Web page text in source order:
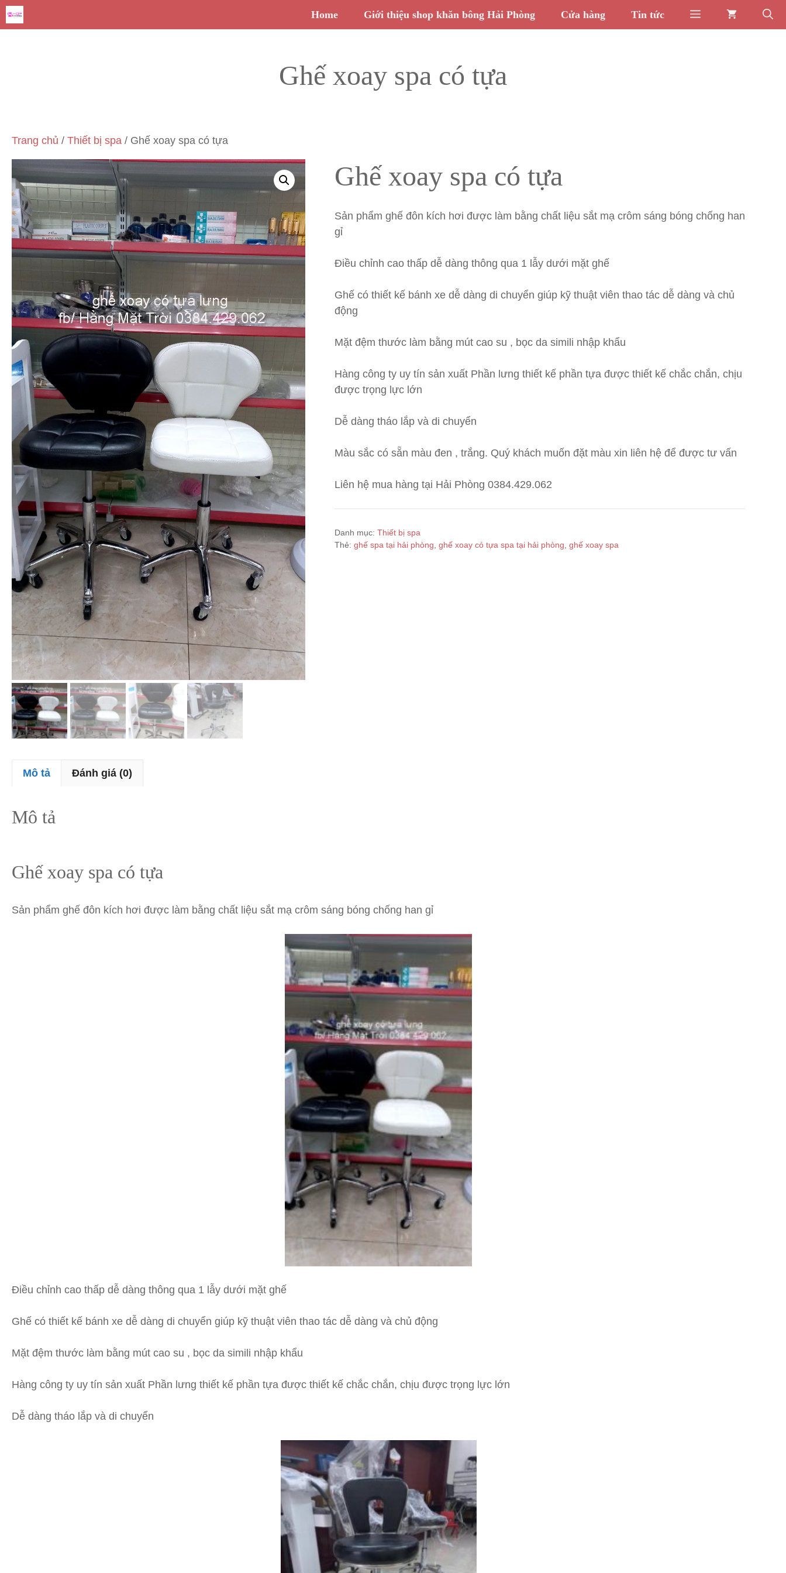
Chuyển
đến
Home Giới thiệu shop khăn bông Hải Phòng Cửa hàng Tin tức
Ghế xoay spa có tựa
Trang chủ / Thiết bị spa / Ghế xoay spa có tựa
Ghế xoay spa có tựa
Sản phẩm ghế đôn kích hơi được làm bằng chất liệu sắt mạ crôm sáng bóng chống han
gỉ
Điều chỉnh cao thấp dễ dàng thông qua 1 lẫy dưới mặt ghế
Ghế có thiết kế bánh xe dễ dàng di chuyển giúp kỹ thuật viên thao tác dễ dàng và chủ
động
Mặt đệm thước làm bằng mút cao su , bọc da simili nhập khẩu
Hàng công ty uy tín sản xuất Phần lưng thiết kế phần tựa được thiết kế chắc chắn, chịu
được trọng lực lớn
Dễ dàng tháo lắp và di chuyển
Màu sắc có sẵn màu đen , trắng. Quý khách muốn đặt màu xin liên hệ để được tư vấn
Liên hệ mua hàng tại Hải Phòng 0384.429.062
Danh mục: Thiết bị spa
Thẻ: ghế spa tại hải phòng ghế xoay có tựa spa tại hải phòng ghế xoay spa
Mô tả Đánh giá (0)
Mô tả
Ghế xoay spa có tựa
Sản phẩm ghế đôn kích hơi được làm bằng chất liệu sắt mạ crôm sáng bóng chống han gỉ
Điều chỉnh cao thấp dễ dàng thông qua 1 lẫy dưới mặt ghế
Ghế có thiết kế bánh xe dễ dàng di chuyển giúp kỹ thuật viên thao tác dễ dàng và chủ động
Mặt đệm thước làm bằng mút cao su , bọc da simili nhập khẩu
Hàng công ty uy tín sản xuất Phần lưng thiết kế phần tựa được thiết kế chắc chắn, chịu được trọng lực lớn
Dễ dàng tháo lắp và di chuyển